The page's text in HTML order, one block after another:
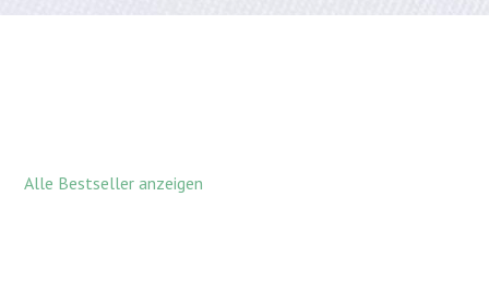
Alle Bestseller anzeigen